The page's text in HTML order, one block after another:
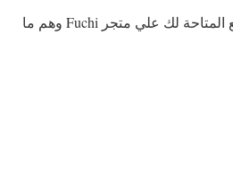
طالع معنا جميع طرق الدفع المتاحة لك علي متجر Fuchi وهم ما